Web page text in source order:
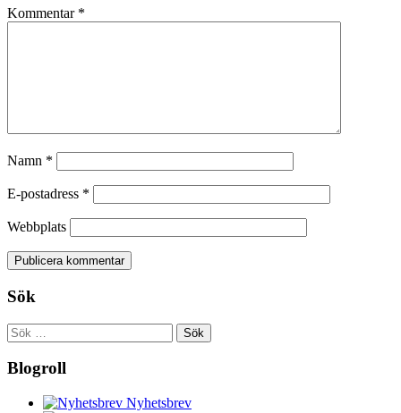
Kommentar *
Namn *
E-postadress *
Webbplats
Sök
Sök
efter:
Blogroll
Nyhetsbrev